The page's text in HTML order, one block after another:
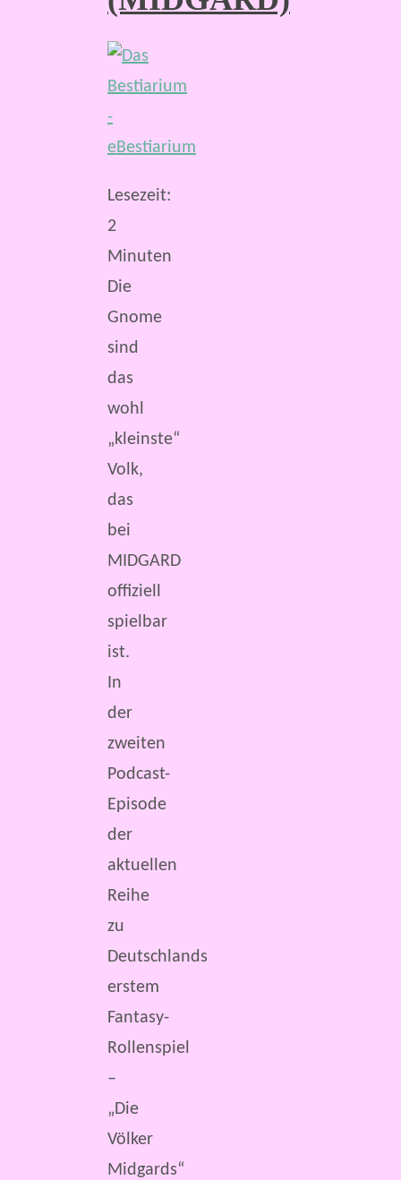
Lesezeit:
2
Minuten
Die
Gnome
sind
das
wohl
„kleinste“
Volk,
das
bei
MIDGARD
offiziell
spielbar
ist.
In
der
zweiten
Podcast-
Episode
der
aktuellen
Reihe
zu
Deutschlands
erstem
Fantasy-
Rollenspiel
–
„Die
Völker
Midgards“